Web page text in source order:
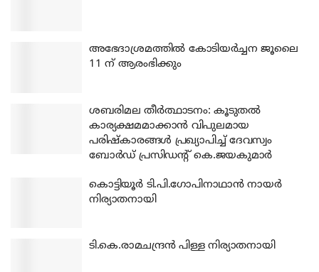
അഭേദാശ്രമത്തില്‍ കോടിയര്‍ച്ചന ജൂലൈ
11 ന് ആരംഭിക്കും
ശബരിമല തീര്‍ത്ഥാടനം: കൂടുതല്‍
കാര്യക്ഷമമാക്കാന്‍ വിപുലമായ
പരിഷ്‌കാരങ്ങള്‍ പ്രഖ്യാപിച്ച് ദേവസ്വം
ബോര്‍ഡ് പ്രസിഡന്റ് കെ.ജയകുമാര്‍
കൊട്ടിയൂര്‍ ടി.പി.ഗോപിനാഥാന്‍ നായര്‍
നിര്യാതനായി
ടി.കെ.രാമചന്ദ്രന്‍ പിള്ള നിര്യാതനായി